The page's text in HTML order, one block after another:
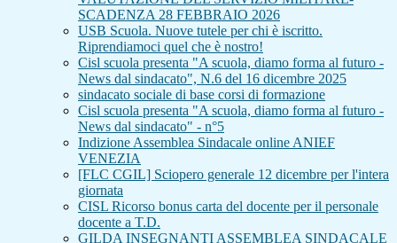
SCADENZA 28 FEBBRAIO 2026
USB Scuola. Nuove tutele per chi è iscritto.
Riprendiamoci quel che è nostro!
Cisl scuola presenta "A scuola, diamo forma al futuro -
News dal sindacato", N.6 del 16 dicembre 2025
sindacato sociale di base corsi di formazione
Cisl scuola presenta "A scuola, diamo forma al futuro -
News dal sindacato" - n°5
Indizione Assemblea Sindacale online ANIEF
VENEZIA
[FLC CGIL] Sciopero generale 12 dicembre per l'intera
giornata
CISL Ricorso bonus carta del docente per il personale
docente a T.D.
GILDA INSEGNANTI ASSEMBLEA SINDACALE